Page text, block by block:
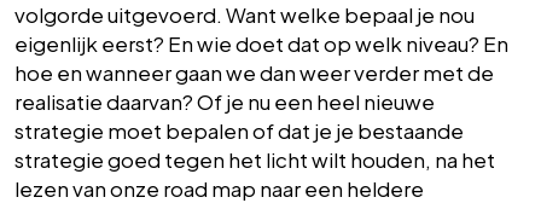
volgorde uitgevoerd. Want welke bepaal je nou
eigenlijk eerst? En wie doet dat op welk niveau? En
hoe en wanneer gaan we dan weer verder met de
realisatie daarvan? Of je nu een heel nieuwe
strategie moet bepalen of dat je je bestaande
strategie goed tegen het licht wilt houden, na het
lezen van onze road map naar een heldere